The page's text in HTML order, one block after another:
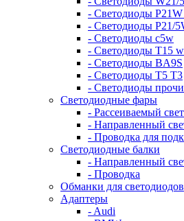
- Светодиоды P21W
- Светодиоды P21/
- Светодиоды c5w
- Светодиоды T15
- Светодиоды BA9S
- Светодиоды T5 T3
- Светодиоды
Светодиодные фары
- Рассеиваемый
- Направленный
- Проводка для
Светодиодные балки
- Направленный
- Проводка
Обманки для светодиодов
Адаптеры
- Audi